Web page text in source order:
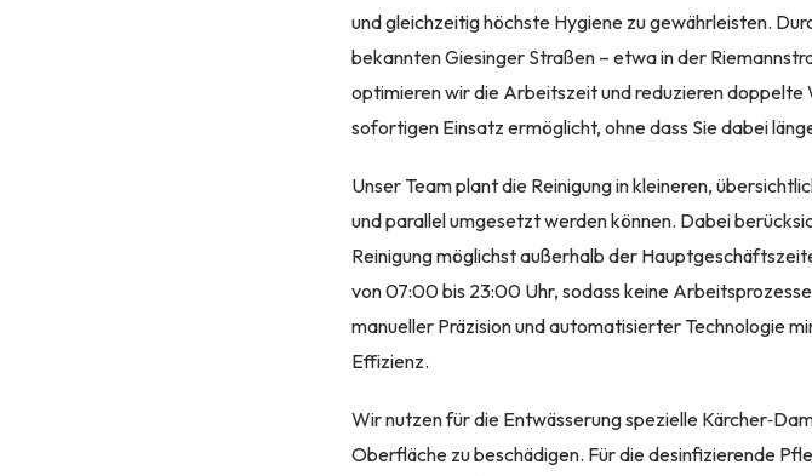
und gleichzeitig höchste Hygiene zu gewährleisten.
bekannten Giesinger Straßen – etwa in der
optimieren wir die Arbeitszeit und reduzieren doppelte
sofortigen Einsatz ermöglicht, ohne dass Sie dabei
Unser Team plant die Reinigung in kleineren,
und parallel umgesetzt werden können. Dabei
Reinigung möglichst außerhalb der
von 07:00 bis 23:00 Uhr, sodass keine
manueller Präzision und automatisierter Technologie
Effizienz.
Wir nutzen für die Entwässerung spezielle
Oberfläche zu beschädigen. Für die desinfizierende